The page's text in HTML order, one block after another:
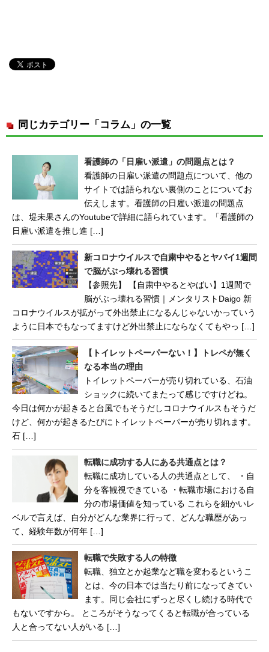
同じカテゴリー「コラム」の一覧
看護師の「日雇い派遣」の問題点とは？
看護師の日雇い派遣の問題点について、他の
サイトでは語られない裏側のことについてお
伝えします。看護師の日雇い派遣の問題点
は、堤未果さんのYoutubeで詳細に語られています。「看護師の
日雇い派遣を推し進 […]
新コロナウイルスで自粛中やるとヤバイ1週間
で脳がぶっ壊れる習慣
【参照先】 【自粛中やるとやばい】1週間で
脳がぶっ壊れる習慣｜メンタリストDaigo 新
コロナウイルスが拡がって外出禁止になるんじゃないかっていう
ように日本でもなってますけど外出禁止にならなくてもやっ […]
【トイレットペーパーない！】トレペが無く
なる本当の理由
トイレットペーパーが売り切れている、石油
ショックに続いてまたって感じですけどね。
今日は何かが起きると台風でもそうだしコロナウイルスもそうだ
けど、何かが起きるたびにトイレットペーパーが売り切れます。
石 […]
転職に成功する人にある共通点とは？
転職に成功している人の共通点として、 ・自
分を客観視できている ・転職市場における自
分の市場価値を知っている これらを細かいレ
ベルで言えば、自分がどんな業界に行って、どんな職歴があっ
て、経験年数が何年 […]
転職で失敗する人の特徴
転職、独立とか起業など職を変わるというこ
とは、今の日本では当たり前になってきてい
ます。同じ会社にずっと尽くし続ける時代で
もないですから。 ところがそうなってくると転職が合っている
人と合ってない人がいる […]